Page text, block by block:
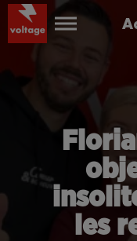
les